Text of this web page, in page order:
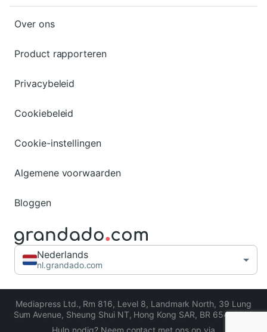
Over ons
Product rapporteren
Privacybeleid
Cookiebeleid
Cookie-instellingen
Algemene voorwaarden
Bloggen
Nederlands
nl.grandado.com
Mediapress Ltd., Rm 816, Level 8, Landmark North, 39 Lung
Sum Avenue, Sheung Shui NT, Hong Kong SAR, BR 65413206
Hulp nodig? Neem contact met ons op via